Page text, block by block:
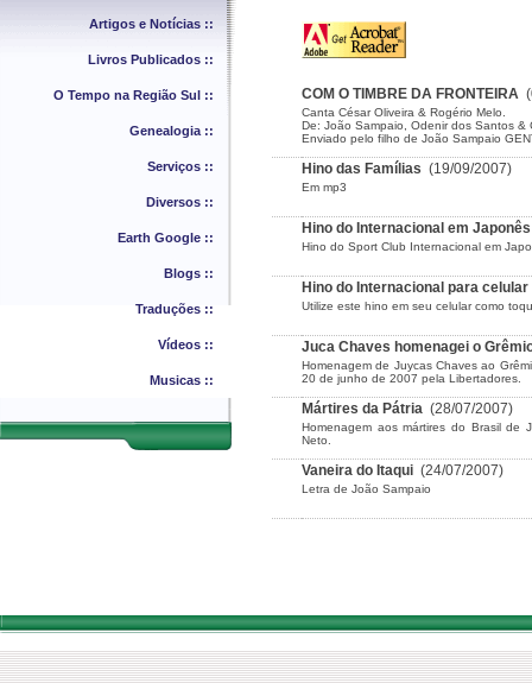
Artigos e Notícias ::
Livros Publicados ::
O Tempo na Região Sul ::
Genealogia ::
Serviços ::
Diversos ::
Earth Google ::
Blogs ::
Traduções ::
Vídeos ::
Musicas ::
COM O TIMBRE DA FRONTEIRA
Canta César Oliveira & Rogério Melo.
De: João Sampaio, Odenir dos Santos &
Enviado pelo filho de João Sampaio
Hino das Famílias (19/09/2007)
Em mp3
Hino do Internacional em
Hino do Sport Club Internacional em
Hino do Internacional para
Utilize este hino em seu celular como
Juca Chaves homenagei o
Homenagem de Juycas Chaves ao
20 de junho de 2007 pela Libertadores.
Mártires da Pátria (28/07/2007)
Homenagem aos mártires do Brasil de
Neto.
Vaneira do Itaqui (24/07/2007)
Letra de João Sampaio